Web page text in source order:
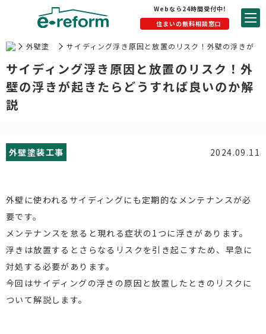
Webなら24時間受付中!
住まいの無料相談窓口
外壁塗
サイディング浮き原因と放置のリスク！外壁の浮きが
サイディング浮き原因と放置のリスク！外
壁の浮きが起きたらどうすれば良いのか解
説
外壁塗装工事 2024.09.11
外壁に使われるサイディングにも定期的なメンテナンスが必
要です。
メンテナンスを怠ると現れる症状の1つに浮きがあります。
浮きは放置するとさらなるリスクを引き起こすため、早急に
対処する必要があります。
今回はサイディングの浮きの原因と放置したときのリスクに
ついて解説します。